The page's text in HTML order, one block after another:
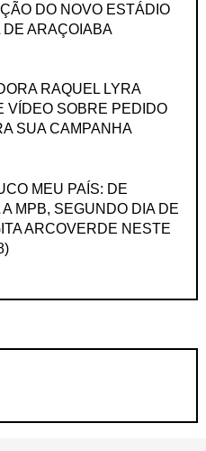
DO NOVO ESTÁDIO
DE ARAÇOIABA
RAQUEL LYRA
VÍDEO SOBRE PEDIDO
SUA CAMPANHA
MEU PAÍS: DE
MPB, SEGUNDO DIA DE
ARCOVERDE NESTE